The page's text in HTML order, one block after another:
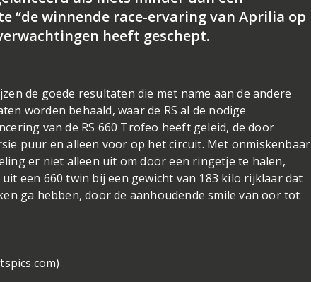
“de winnende race-ervaring van Aprilia op
heeft geschept.
de goede resultaten die met name aan de andere
worden behaald, waar de RS al de nodige
van de RS 660 Trofeo heeft geleid, de door
puur en alleen voor op het circuit. Met onmiskenbaar
er niet alleen uit om door een ringetje te halen,
een 660 twin bij een gewicht van 183 kilo rijklaar dat
ga hebben, door de aanhoudende smile van oor tot